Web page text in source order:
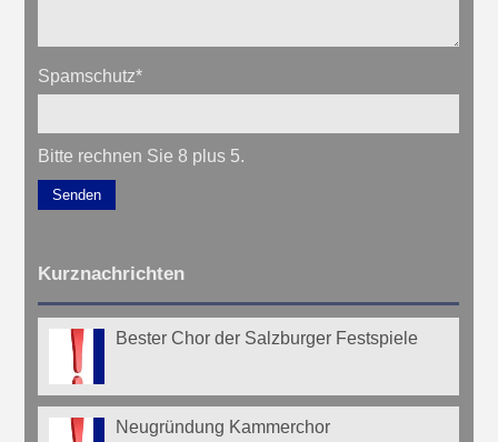
Spamschutz*
Bitte rechnen Sie 8 plus 5.
Senden
Kurznachrichten
Bester Chor der Salzburger Festspiele
Neugründung Kammerchor